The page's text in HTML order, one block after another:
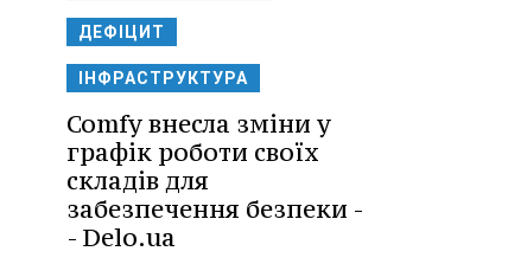
ДЕФІЦИТ
ІНФРАСТРУКТУРА
Comfy внесла зміни у
графік роботи своїх
складів для
забезпечення безпеки -
- Delo.ua